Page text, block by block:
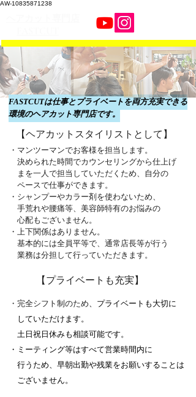
AW-10835871238
FASTCUTは仕事とプライベートを両方充実できる
環境のヘアカット専門店です。
【ヘアカットスタイリストとして】
・マンツーマンでお客様を担当します。
決められた時間で​カウンセリングから仕上げ
まを一人で担当していただくため、自分の
​ ペースで仕事ができます。
・シャンプーやカラー剤を使わないため、
手荒れや腰痛等、美容師特有のお悩みの
​ 心配もございません。
・上下関係はありません。
基本的には全員平等で、通常店長等が行う
​ 業務は分担して行っていただきます。
【プライベートも充実】
​・完全シフト制のため、プライベートも大切に
していただけます。
土日祝日休みも相談可能です。
・ミーティング等はすべて営業時間内に
行うため、早朝出勤や残業をお願いすることは
​ ございません。